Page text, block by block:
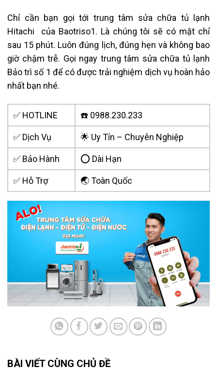
Chỉ cần bạn gọi tới trung tâm sửa chữa tủ lạnh
Hitachi của Baotriso1. Là chúng tôi sẽ có mặt chỉ
sau 15 phút. Luôn đúng lịch, đúng hẹn và không bao
giờ chậm trễ. Gọi ngay trung tâm sửa chữa tủ lạnh
Bảo trì số 1 để có được trải nghiệm dịch vụ hoàn hảo
nhất bạn nhé.
✅ HOTLINE ☎️ 0988.230.233
✅ Dịch Vụ 🌟 Uy Tín – Chuyên Nghiệp
✅ Bảo Hành ⭕ Dài Hạn
✅ Hỗ Trợ 🌏 Toàn Quốc
BÀI VIẾT CÙNG CHỦ ĐỀ